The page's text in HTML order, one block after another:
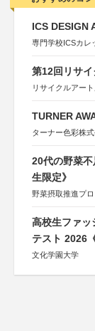
ICS DESIGN
専門学校ICSカレ
第12回リサ
リサイクルアー
TURNER
ターナー色彩株
20代の野菜
生限定》
野菜摂取推進プ
高校生ファッ
テスト 2026
文化学園大学